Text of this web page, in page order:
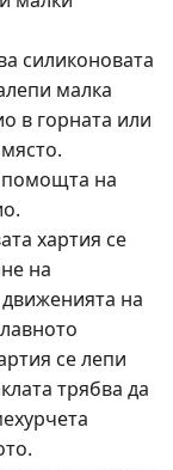
силиконовата
малка
в горната или
помощта на
хартия се
на
на
се лепи
трябва да